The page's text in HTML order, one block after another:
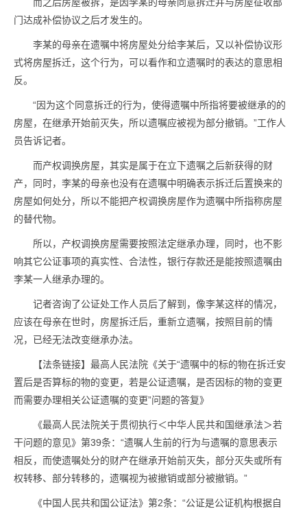
门达成补偿协议之后才发生的。
李某的母亲在遗嘱中将房屋处分给李某后，又以补偿协议形
式将房屋拆迁，这个行为，可以看作和立遗嘱时的表达的意思相
反。
“因为这个同意拆迁的行为，使得遗嘱中所指将要被继承的的
房屋，在继承开始前灭失，所以遗嘱应被视为部分撤销。”工作人
员告诉记者。
而产权调换房屋，其实是属于在立下遗嘱之后新获得的财
产，同时，李某的母亲也没有在遗嘱中明确表示拆迁后置换来的
房屋如何处分，所以不能把产权调换房屋作为遗嘱中所指称房屋
的替代物。
所以，产权调换房屋需要按照法定继承办理，同时，也不影
响其它公证事项的真实性、合法性，银行存款还是能按照遗嘱由
李某一人继承办理的。
记者咨询了公证处工作人员后了解到，像李某这样的情况，
应该在母亲在世时，房屋拆迁后，重新立遗嘱，按照目前的情
况，已经无法改变继承办法。
【法条链接】最高人民法院《关于“遗嘱中的标的物在拆迁安
置后是否算标的物的变更，若是公证遗嘱，是否因标的物的变更
而需要办理相关公证遗嘱的变更”问题的答复》
《最高人民法院关于贯彻执行＜中华人民共和国继承法＞若
干问题的意见》第39条：“遗嘱人生前的行为与遗嘱的意思表示
相反，而使遗嘱处分的财产在继承开始前灭失，部分灭失或所有
权转移、部分转移的，遗嘱视为被撤销或部分被撤销。”
《中国人民共和国公证法》第2条：“公证是公证机构根据自